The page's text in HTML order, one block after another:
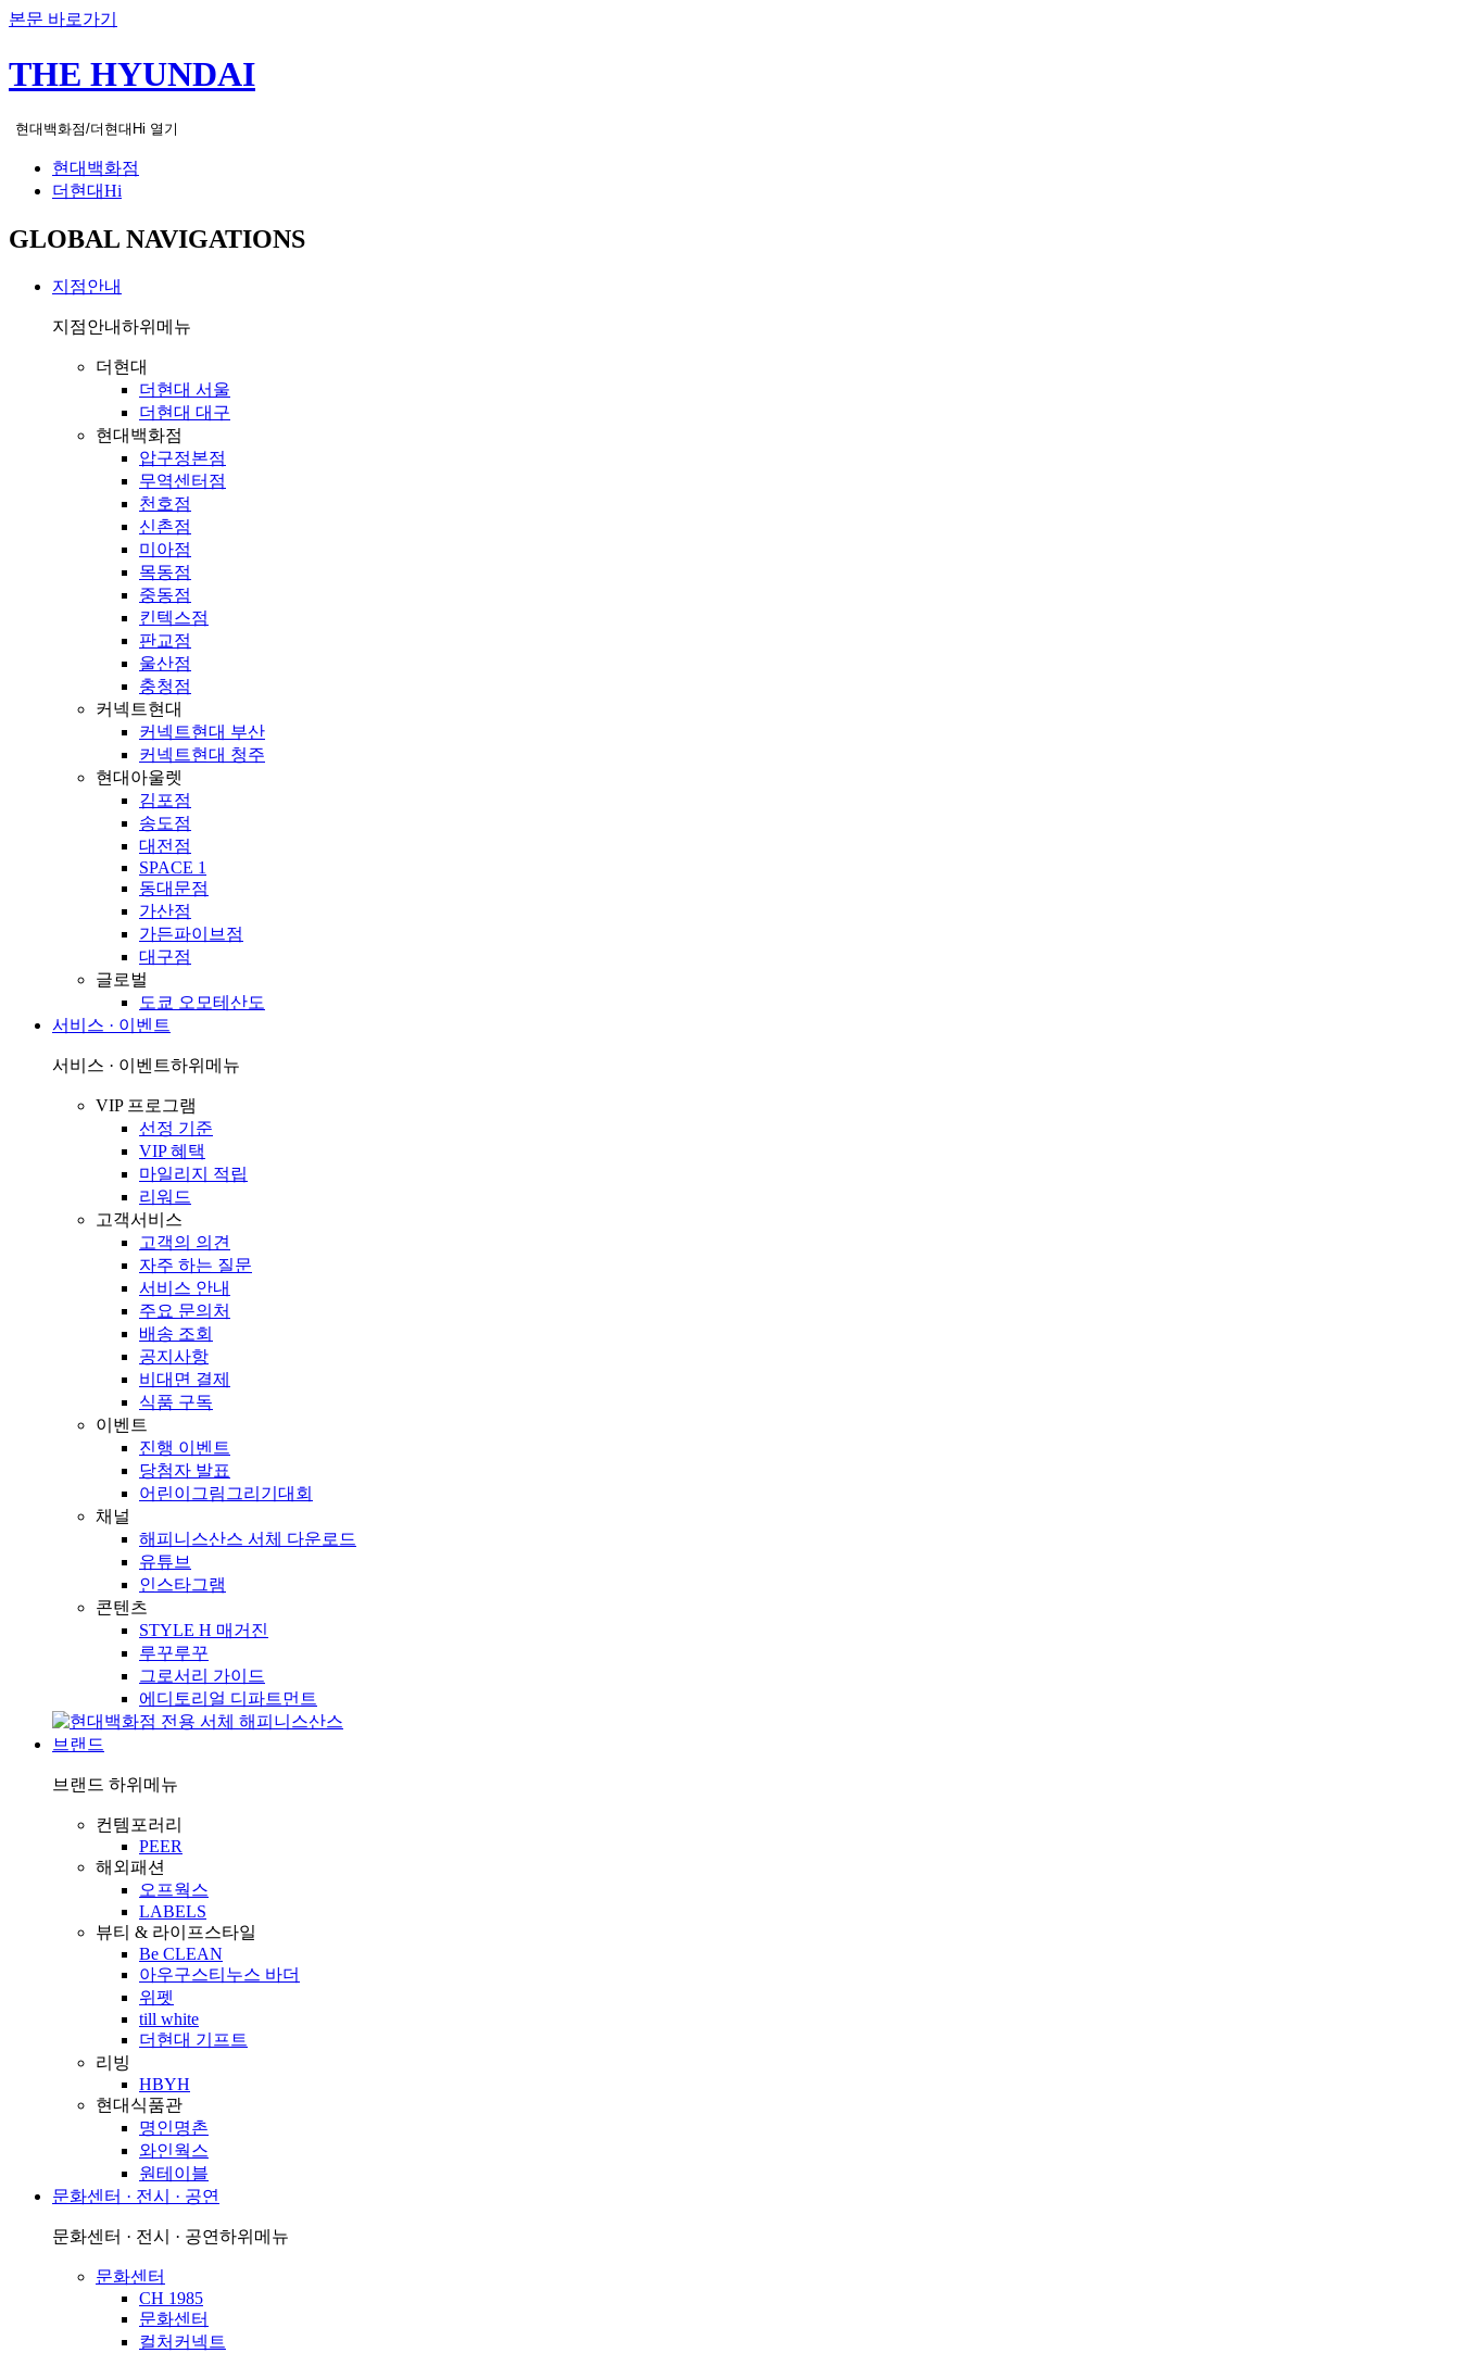
본문 바로가기
THE HYUNDAI
현대백화점/더현대Hi 열기
현대백화점
더현대Hi
GLOBAL NAVIGATIONS
지점안내
지점안내하위메뉴
더현대
더현대 서울
더현대 대구
현대백화점
압구정본점
무역센터점
천호점
신촌점
미아점
목동점
중동점
킨텍스점
판교점
울산점
충청점
커넥트현대
커넥트현대 부산
커넥트현대 청주
현대아울렛
김포점
송도점
대전점
SPACE 1
동대문점
가산점
가든파이브점
대구점
글로벌
도쿄 오모테산도
서비스 · 이벤트
서비스 · 이벤트하위메뉴
VIP 프로그램
선정 기준
VIP 혜택
마일리지 적립
리워드
고객서비스
고객의 의견
자주 하는 질문
서비스 안내
주요 문의처
배송 조회
공지사항
비대면 결제
식품 구독
이벤트
진행 이벤트
당첨자 발표
어린이그림그리기대회
채널
해피니스산스 서체 다운로드
유튜브
인스타그램
콘텐츠
STYLE H 매거진
루꾸루꾸
그로서리 가이드
에디토리얼 디파트먼트
브랜드
브랜드 하위메뉴
컨템포러리
PEER
해외패션
오프웍스
LABELS
뷰티 & 라이프스타일
Be CLEAN
아우구스티누스 바더
위펫
till white
더현대 기프트
리빙
HBYH
현대식품관
명인명촌
와인웍스
원테이블
문화센터 · 전시 · 공연
문화센터 · 전시 · 공연하위메뉴
문화센터
CH 1985
문화센터
컬처커넥트